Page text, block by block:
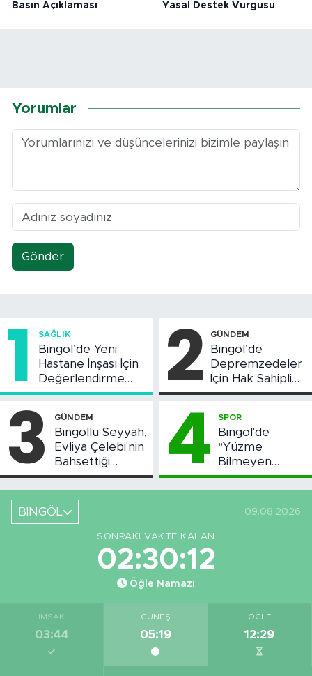
Basın Açıklaması
Yasal Destek Vurgusu
Yorumlar
Gönder
1 SAĞLIK
Bingöl’de Yeni
Hastane İnşası İçin
Değerlendirme
Toplantısı Yapıldı
2 GÜNDEM
Bingöl’de
Depremzedeler
İçin Hak Sahipliği
Askı Süreci
3 GÜNDEM
Bingöllü Seyyah,
Evliya Çelebi'nin
Bahsettiği
Bingöl'deki O
Yeri Görüntüledi
4 SPOR
Bingöl'de
“Yüzme
Bilmeyen
Kalmasın”
Projesi Devam
Ediyor
BİNGÖL 09.08.2026
SONRAKI VAKTE KALAN
02:30:11
Öğle Namazı
İMSAK
03:44
GÜNEŞ
05:19
ÖĞLE
12:29